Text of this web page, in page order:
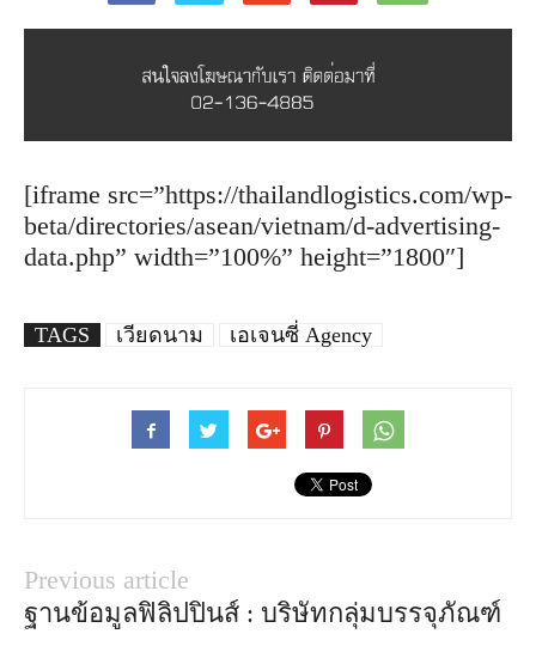
[iframe src=”https://thailandlogistics.com/wp-
beta/directories/asean/vietnam/d-advertising-
data.php” width=”100%” height=”1800″]
TAGS เวียดนาม เอเจนซี่ Agency
Previous article
ฐานข้อมูลฟิลิปปินส์ : บริษัทกลุ่มบรรจุภัณฑ์